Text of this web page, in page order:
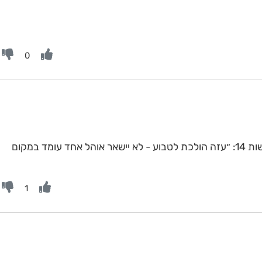
0
סופת ביירון | החזאי הבכיר צחי פלג בחדשות 14: ״עזה הולכת לטבוע - לא יישאר אוהל אחד עומד במקום
1